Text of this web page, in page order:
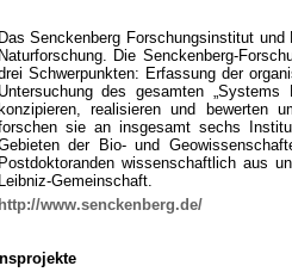
Das Senckenberg Forschungsinstitut
Naturforschung. Die Senckenberg-
Schwerpunkten: Erfassung der
Untersuchung des gesamten
konzipieren, realisieren und bewerten
sie an insgesamt sechs
der Bio- und
Postdoktoranden wissenschaftlich aus
Leibniz-Gemeinschaft.
http://www.senckenberg.de/